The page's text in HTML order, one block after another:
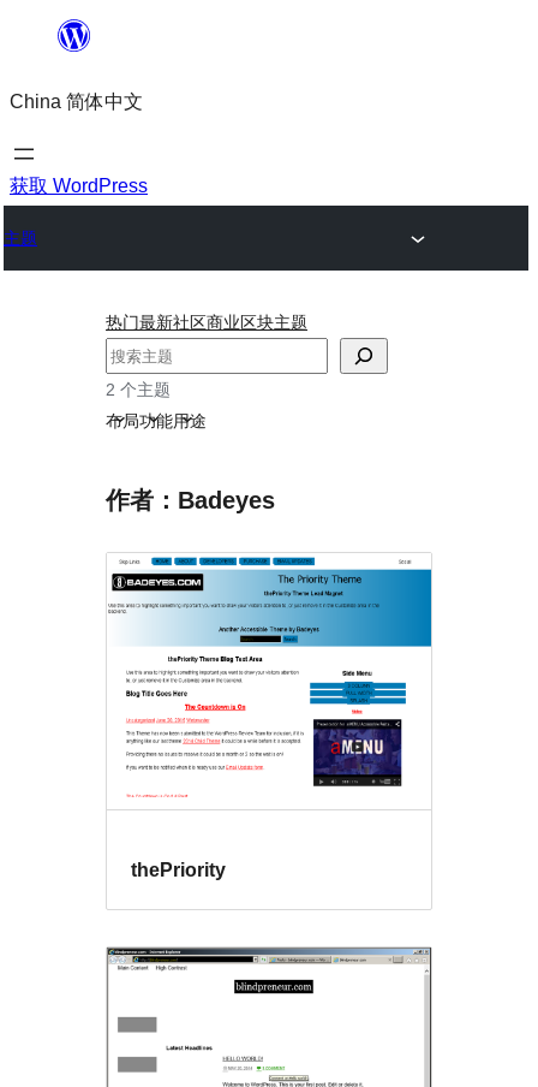
内
容
China 简体中文
获取 WordPress
主题
热门最新社区商业区块主题
搜
索
2 个主题
布局功能用途
作者：Badeyes
thePriority